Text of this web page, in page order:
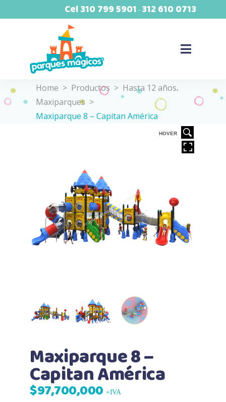
Cel310 799 5901 - 312 610 0713
Home > Productos > Hasta 12 años,
Maxiparques >
Maxiparque 8 – Capitan América
HOVER
Maxiparque 8 –
Capitan América
$97,700,000 +IVA